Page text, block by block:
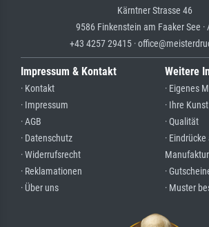
Kärntner Strasse 46
9586 Finkenstein am Faaker See ·
+43 4257 29415 ·
Impressum & Kontakt
· Kontakt
· Impressum
· AGB
· Datenschutz
· Widerrufsrecht
· Reklamationen
· Über uns
Weitere
· Eigenes
· Ihre
· Qualität
·
Manufaktur
·
· Muster